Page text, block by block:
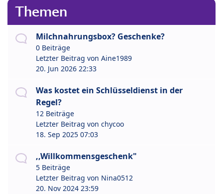
Themen
Milchnahrungsbox? Geschenke?
0 Beiträge
Letzter Beitrag von Aine1989
20. Jun 2026 22:33
Was kostet ein Schlüsseldienst in der
Regel?
12 Beiträge
Letzter Beitrag von chycoo
18. Sep 2025 07:03
,,Willkommensgeschenk"
5 Beiträge
Letzter Beitrag von Nina0512
20. Nov 2024 23:59